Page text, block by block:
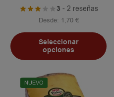
3 - 2 reseñas
Desde: 1,70 €
Seleccionar
opciones
NUEVO